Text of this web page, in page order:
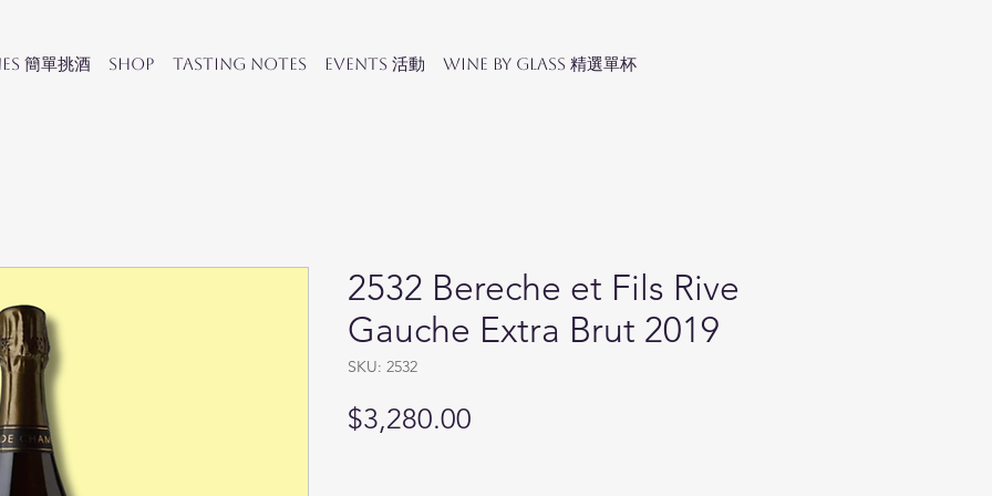
簡單挑酒 SHOP Tasting Notes Events 活動 Wine by Glass 精選單杯
2532 Bereche et Fils Rive
Gauche Extra Brut 2019
SKU: 2532
$3,280.00